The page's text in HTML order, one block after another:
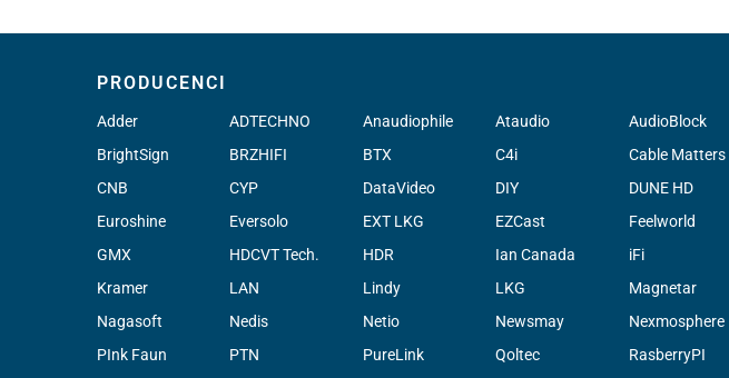
PRODUCENCI
Adder ADTECHNO Anaudiophile Ataudio AudioBlock
BrightSign
BRZHIFI BTX C4i Cable Matters
CNB
CYP DataVideo DIY DUNE HD
Euroshine
Eversolo EXT LKG EZCast Feelworld
GMX
HDCVT Tech. HDR Ian Canada iFi
Kramer
LAN Lindy LKG Magnetar
Nagasoft
Nedis Netio Newsmay Nexmosphere
PInk Faun
PTN PureLink Qoltec RasberryPI